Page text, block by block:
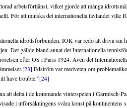
arbetsförtjänst, vilket gjorde att många
För att minska det internationella tävlandet ville
idrottsförbunden. IOK var redo att driva sin
Det gällde bland annat det Internationella
efter OS i Paris 1924. Även det
[23] Edström var medveten om
have trouble.”[24]
delta i de kommande vinterspelen i Garmisch-
i utförsåkningens svåra konst på kontinentens